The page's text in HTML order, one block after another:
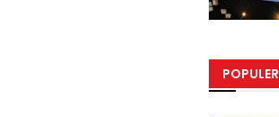
POPULER